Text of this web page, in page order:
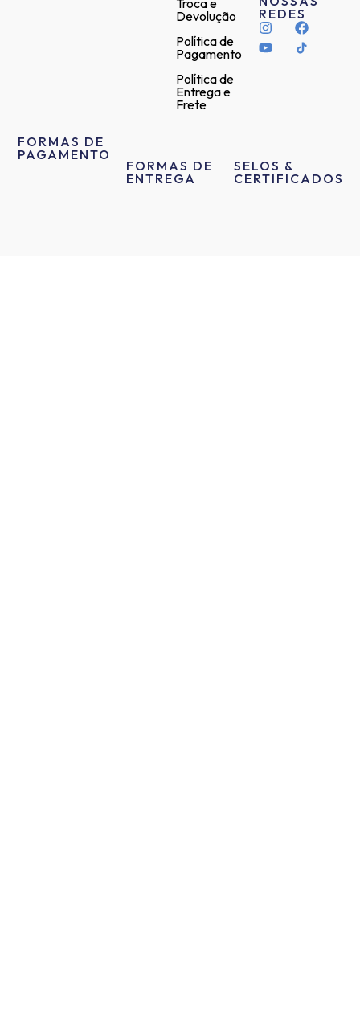
Troca e
Devolução
Política de
Pagamento
Política de
Entrega e
Frete
REDES
FORMAS DE
PAGAMENTO
FORMAS DE
ENTREGA
SELOS &
CERTIFICADOS